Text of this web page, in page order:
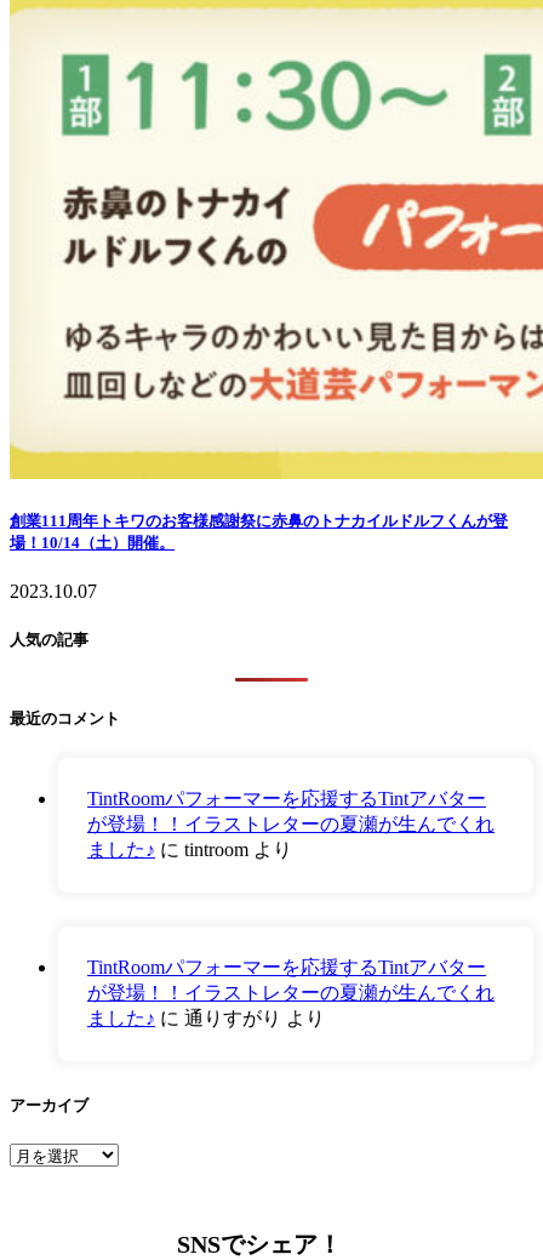
創業111周年トキワのお客様感謝祭に赤鼻のトナカイルドルフくんが登
場！10/14（土）開催。
2023.10.07
人気の記事
最近のコメント
TintRoomパフォーマーを応援するTintアバター
が登場！！イラストレターの夏瀬が生んでくれ
ました♪ に tintroom より
TintRoomパフォーマーを応援するTintアバター
が登場！！イラストレターの夏瀬が生んでくれ
ました♪ に 通りすがり より
アーカイブ
ア
SNSでシェア！